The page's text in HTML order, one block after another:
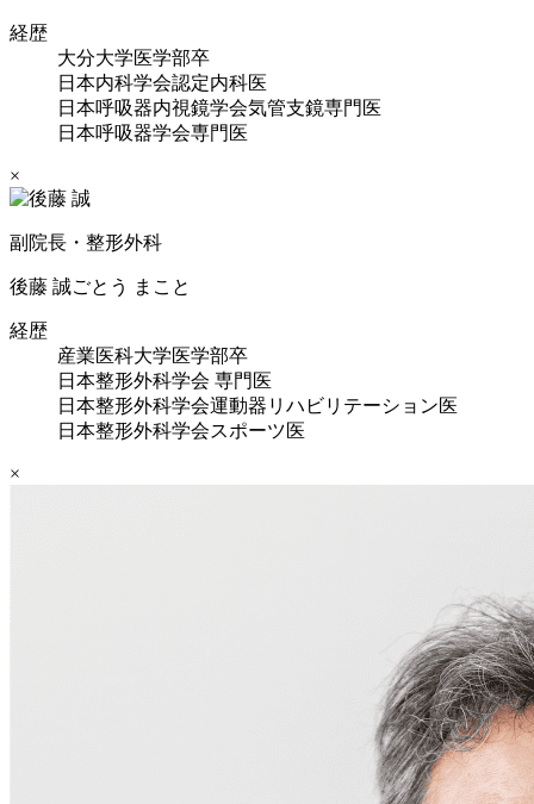
経歴
大分大学医学部卒
日本内科学会認定内科医
日本呼吸器内視鏡学会気管支鏡専門医
日本呼吸器学会専門医
×
副院長・整形外科
後藤 誠ごとう まこと
経歴
産業医科大学医学部卒
日本整形外科学会 専門医
日本整形外科学会運動器リハビリテーション医
日本整形外科学会スポーツ医
×